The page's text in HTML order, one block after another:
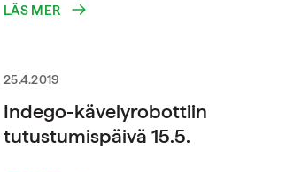
LÄS MER
25.4.2019
Indego-kävelyrobottiin
tutustumispäivä 15.5.